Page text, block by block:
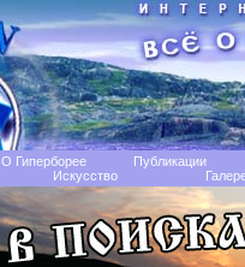
О Гиперборее
Публикации
Искусство